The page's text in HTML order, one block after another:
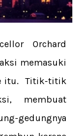
Orchard
memasuki
itu. Titik-titik
membuat
gedungnya